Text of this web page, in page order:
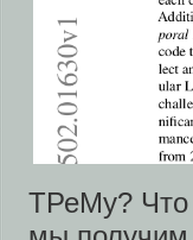
ТРеМу? Что